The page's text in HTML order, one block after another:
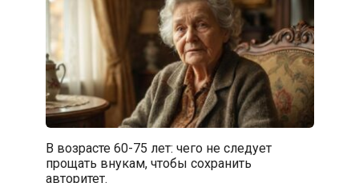
В возрасте 60-75 лет: чего не следует
прощать внукам, чтобы сохранить
авторитет.